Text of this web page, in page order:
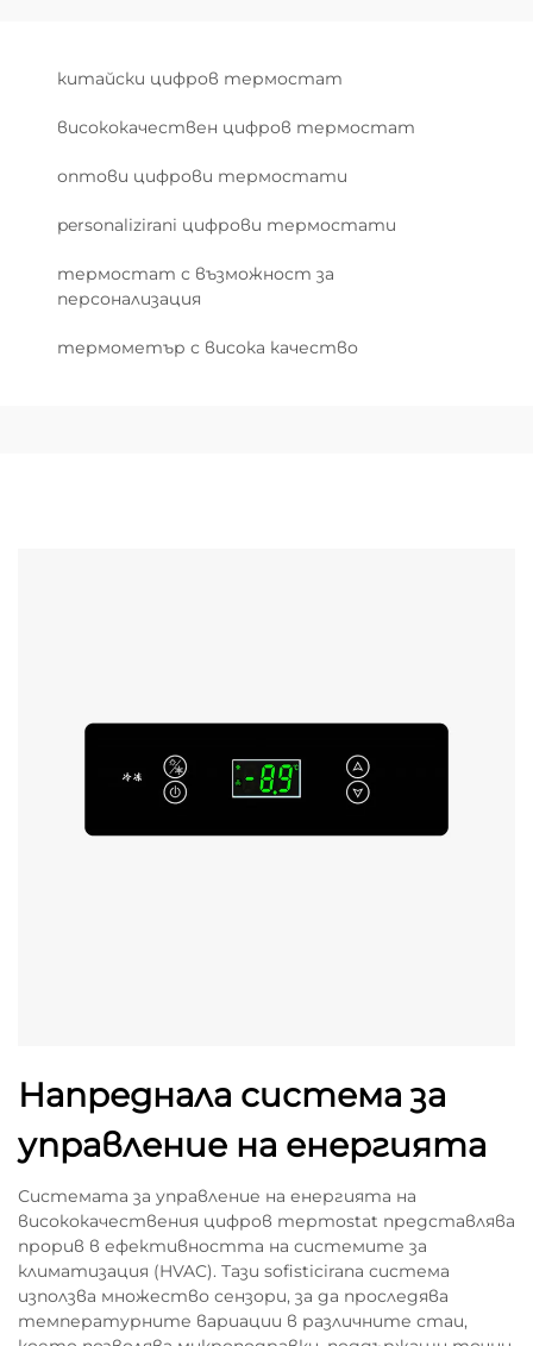
китайски цифров термостат
висококачествен цифров термостат
оптови цифрови термостати
personalizirani цифрови термостати
термостат с възможност за
персонализация
термометър с висока качество
Напреднала система за
управление на енергията
Системата за управление на енергията на
висококачествения цифров терmostat представлява
прорив в ефективността на системите за
климатизация (HVAC). Тази sofisticirana система
използва множество сензори, за да проследява
температурните вариации в различните стаи,